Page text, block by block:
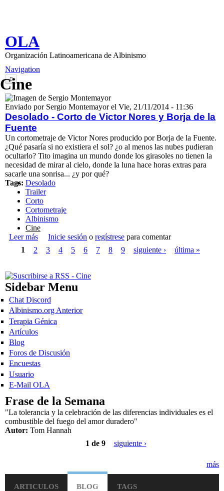
OLA
Organización Latinoamericana de Albinismo
Navigation
Inicio
Nosotros
Información
Contenido
Libro de Visitas
Contacto
Inicio de sesión
Cine
Enviado por Sergio Montemayorel Vie, 21/11/2014 - 11:36
Desolado - Corto de Victor Nores y Borja de la
Fuente
Un cortometraje de Victor Nores producido por Borja de la Fuente.
¿Qué pasaría si no existiera el sol? ¿o al menos las nubes pudieran
ocultarlo? Tito imagina un mundo donde los girasoles no tienen la
necesidad de mirar al cielo, donde la luna hace horas extras para
sacarle una sonrisa... ¿y por qué?
Tags: Desolado
Trailer
Corto
Cortometraje
Albinismo
Cine
Leer más sobre Desolado - Corto de Victor Nores y Borja de la
Fuente
Inicie sesión o regístrese para comentar
Páginas
1 2 3 4 5 6 7 8 9 siguiente › última »
Sidebar Menu
Chat Discord
Albinismo.org Anterior
Terapia Génica
Artículos
Blog
Foros de Discusión
Encuestas
Usuario
E-Mail OLA
Frase de la Semana
"La tolerancia y la celebración de las diferencias individuales es el
combustible del fuego del amor duradero"
Autor: Tom Hannah
1 de 9
siguiente ›
más
ARTICULOS BLOG TAGS